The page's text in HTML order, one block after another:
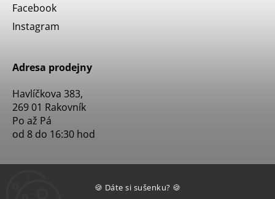
🍪 Dáte si sušenku? 🍪
Facebook
Instagram
Adresa prodejny
Havlíčkova 383,
269 01 Rakovník
Po až Pá
od 8 do 16:30 hod